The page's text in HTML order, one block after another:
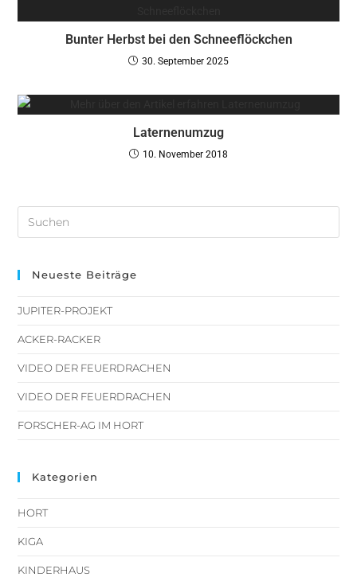
Bunter Herbst bei den Schneeflöckchen
30. September 2025
Laternenumzug
10. November 2018
Neueste Beiträge
JUPITER-PROJEKT
ACKER-RACKER
VIDEO DER FEUERDRACHEN
VIDEO DER FEUERDRACHEN
FORSCHER-AG IM HORT
Kategorien
HORT
KIGA
KINDERHAUS